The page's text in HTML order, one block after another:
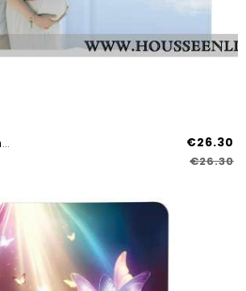
Housse Personnalisée Samsung Galaxy Tab S11 Ultra €26.30
€26.30